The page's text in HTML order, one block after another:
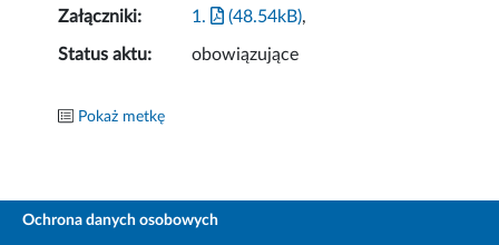
Załączniki: 1. (48.54kB),
Status aktu: obowiązujące
Pokaż metkę
Ochrona danych osobowych